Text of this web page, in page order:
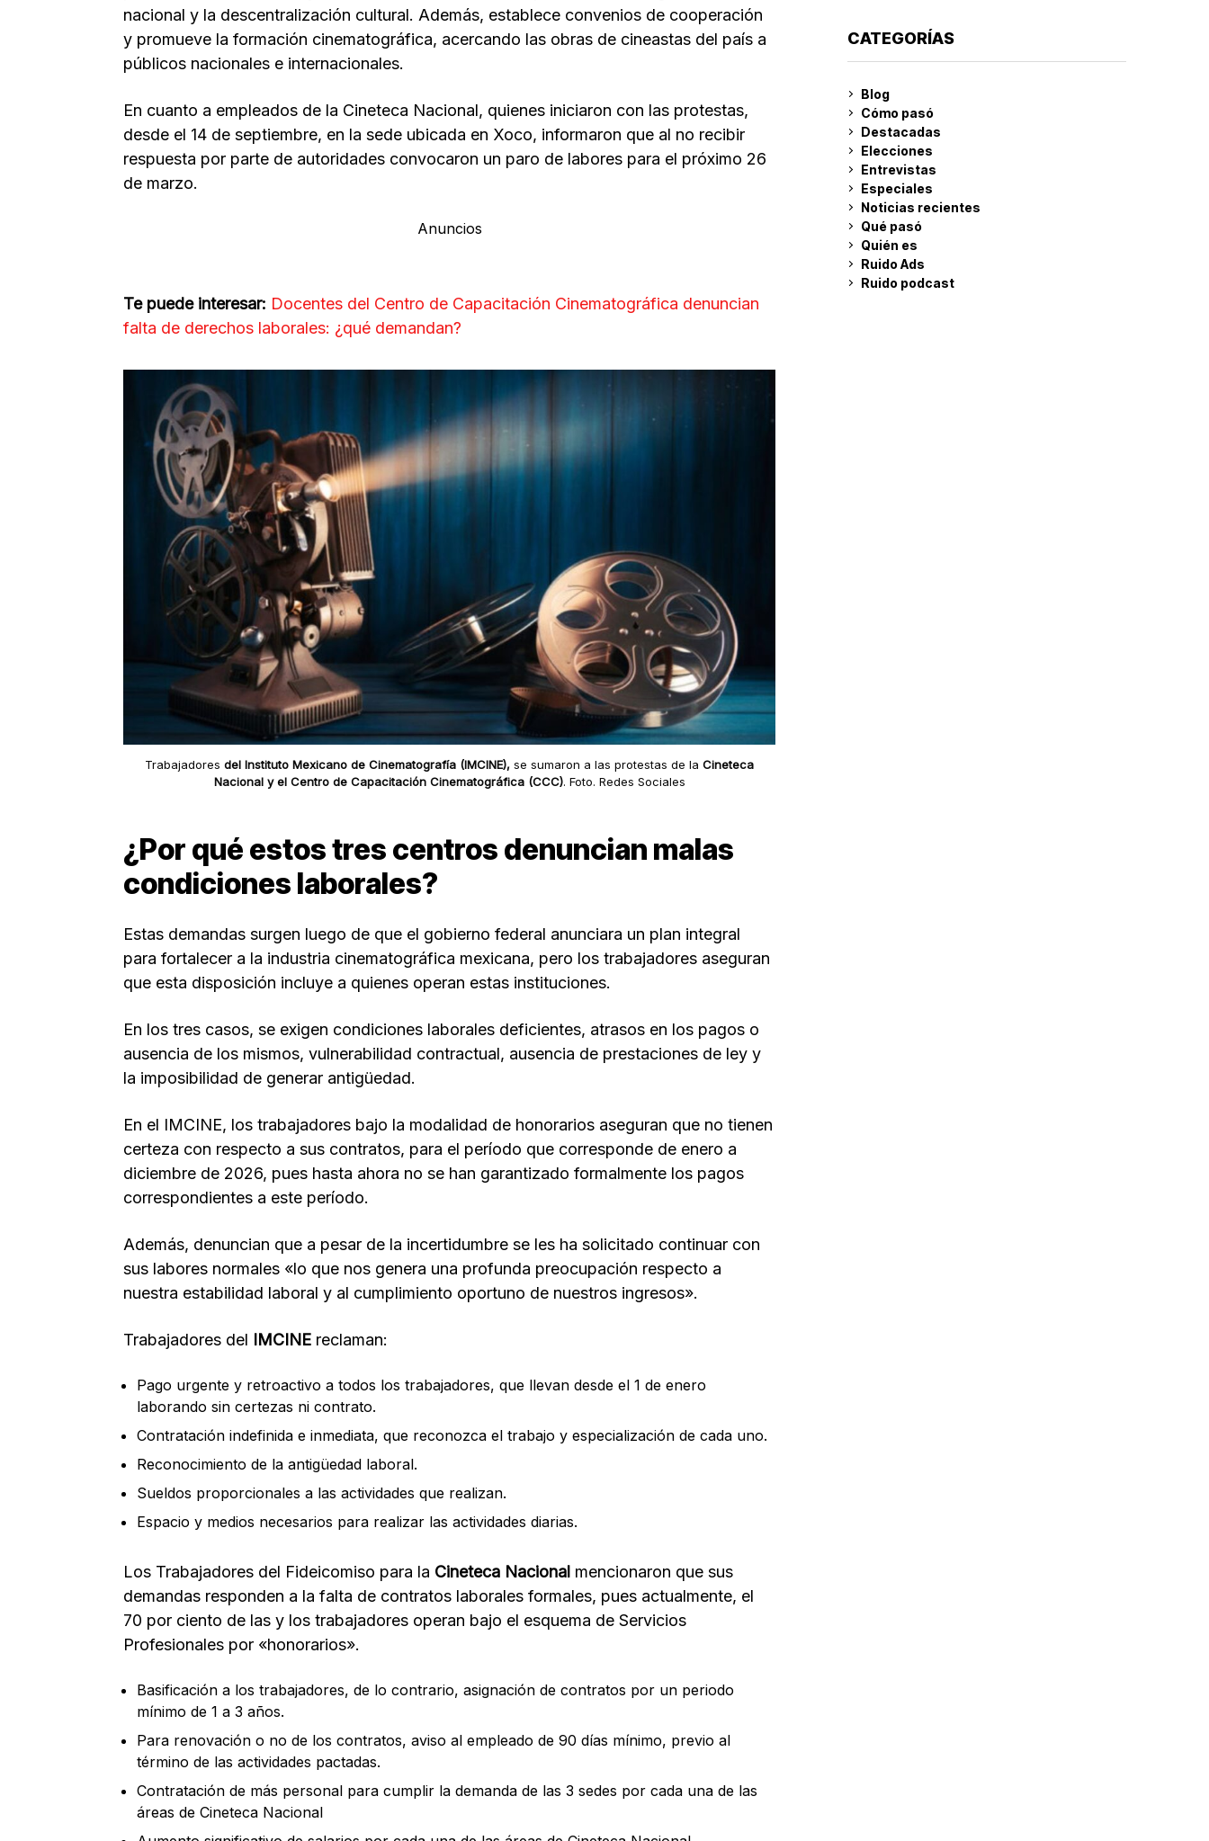
nacional y la descentralización cultural. Además, establece convenios de cooperación
y promueve la formación cinematográfica, acercando las obras de cineastas del país a
públicos nacionales e internacionales.
En cuanto a empleados de la Cineteca Nacional, quienes iniciaron con las protestas,
desde el 14 de septiembre, en la sede ubicada en Xoco, informaron que al no recibir
respuesta por parte de autoridades convocaron un paro de labores para el próximo 26
de marzo.
Anuncios
Te puede interesar: Docentes del Centro de Capacitación Cinematográfica denuncian
falta de derechos laborales: ¿qué demandan?
Trabajadores del Instituto Mexicano de Cinematografía (IMCINE), se sumaron a las protestas de la Cineteca
Nacionaly el Centro de Capacitación Cinematográfica (CCC). Foto. Redes Sociales
¿Por qué estos tres centros denuncian malas
condiciones laborales?
Estas demandas surgen luego de que el gobierno federal anunciara un plan integral
para fortalecer a la industria cinematográfica mexicana, pero los trabajadores aseguran
que esta disposición incluye a quienes operan estas instituciones.
En los tres casos, se exigen condiciones laborales deficientes, atrasos en los pagos o
ausencia de los mismos, vulnerabilidad contractual, ausencia de prestaciones de ley y
la imposibilidad de generar antigüedad.
En el IMCINE, los trabajadores bajo la modalidad de honorarios aseguran que no tienen
certeza con respecto a sus contratos, para el período que corresponde de enero a
diciembre de 2026, pues hasta ahora no se han garantizado formalmente los pagos
correspondientes a este período.
Además, denuncian que a pesar de la incertidumbre se les ha solicitado continuar con
sus labores normales «lo que nos genera una profunda preocupación respecto a
nuestra estabilidad laboral y al cumplimiento oportuno de nuestros ingresos».
Trabajadores del IMCINE reclaman:
Pago urgente y retroactivo a todos los trabajadores, que llevan desde el 1 de enero
laborando sin certezas ni contrato.
Contratación indefinida e inmediata, que reconozca el trabajo y especialización de cada uno.
Reconocimiento de la antigüedad laboral.
Sueldos proporcionales a las actividades que realizan.
Espacio y medios necesarios para realizar las actividades diarias.
Los Trabajadores del Fideicomiso para la Cineteca Nacional mencionaron que sus
demandas responden a la falta de contratos laborales formales, pues actualmente, el
70 por ciento de las y los trabajadores operan bajo el esquema de Servicios
Profesionales por «honorarios».
Basificación a los trabajadores, de lo contrario, asignación de contratos por un periodo
mínimo de 1 a 3 años.
Para renovación o no de los contratos, aviso al empleado de 90 días mínimo, previo al
término de las actividades pactadas.
Contratación de más personal para cumplir la demanda de las 3 sedes por cada una de las
áreas de Cineteca Nacional
CATEGORÍAS
Blog
Cómo pasó
Destacadas
Elecciones
Entrevistas
Especiales
Noticias recientes
Qué pasó
Quién es
Ruido Ads
Ruido podcast